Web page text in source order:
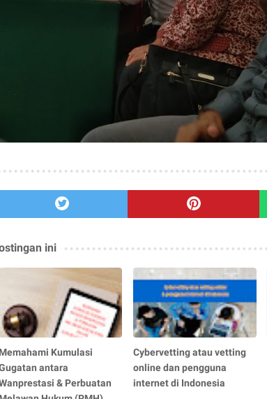
ini
Memahami Kumulasi
antara
& Perbuatan
Cybervetting atau vetting
online dan pengguna
internet di Indonesia